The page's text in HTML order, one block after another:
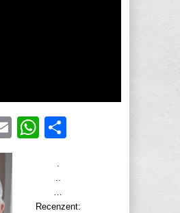
EmailWhatsApp
Recenzent: